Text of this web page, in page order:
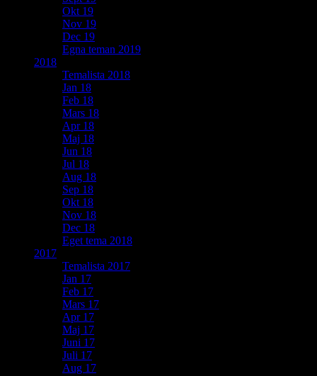
Okt 19
Nov 19
Dec 19
Egna teman 2019
2018
Temalista 2018
Jan 18
Feb 18
Mars 18
Apr 18
Maj 18
Jun 18
Jul 18
Aug 18
Sep 18
Okt 18
Nov 18
Dec 18
Eget tema 2018
2017
Temalista 2017
Jan 17
Feb 17
Mars 17
Apr 17
Maj 17
Juni 17
Juli 17
Aug 17